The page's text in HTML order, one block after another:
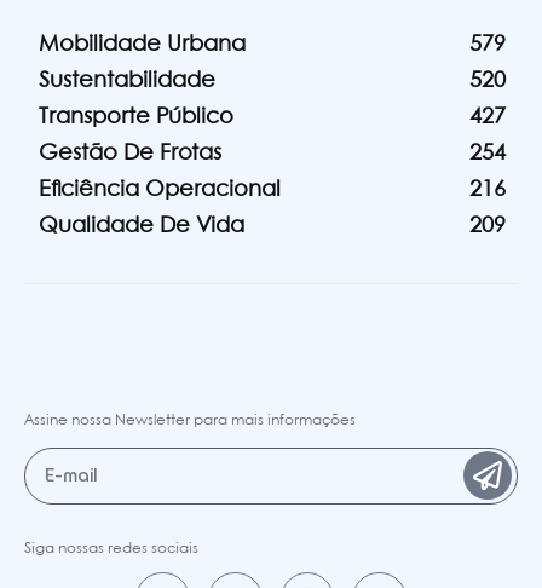
Mobilidade Urbana
579
Sustentabilidade
520
Transporte Público
427
Gestão De Frotas
254
Eficiência Operacional
216
Qualidade De Vida
209
Assine nossa Newsletter para mais informações
Siga nossas redes sociais